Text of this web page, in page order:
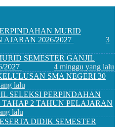
MURID
AJARAN 2026/2027
3
SEMESTER GANJIL
2027
4 minggu yang lalu
SMA NEGERI 30
lalu
SELEKSI PERPINDAHAN
2 TAHUN PELAJARAN
lalu
DIDIK SEMESTER